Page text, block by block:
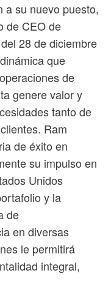
a su nuevo puesto,
de CEO de
28 de diciembre
que
de
genere valor y
tanto de
Ram
de éxito en
su impulso en
Unidos
y la
de
en diversas
le permitirá
integral,